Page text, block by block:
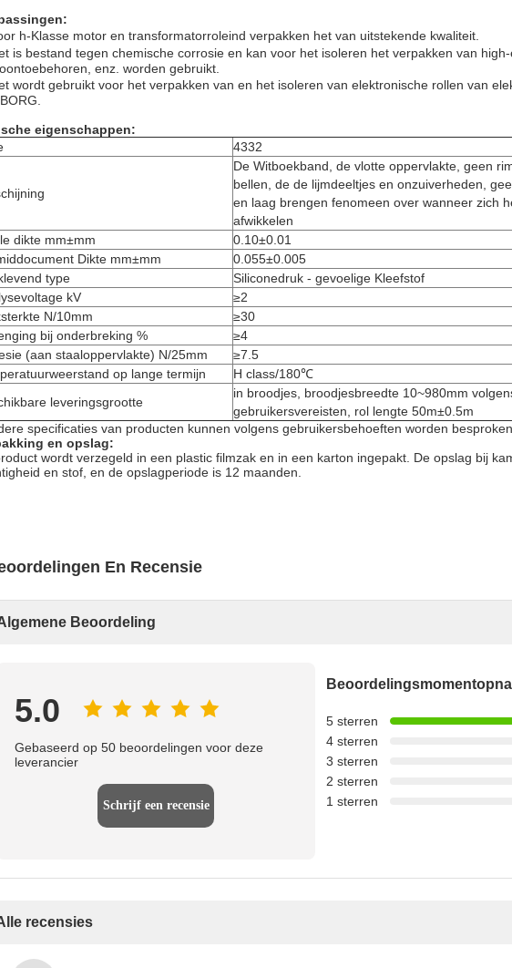
h-Klasse motor en transformatorroleind verpakken het van uitstekende kwaliteit.
is bestand tegen chemische corrosie en kan voor het isoleren het verpakken van
enz. worden gebruikt.
wordt gebruikt voor het verpakken van en het isoleren van elektronische rollen van
eigenschappen:
4332
De Witboekband, de vlotte oppervlakte, geen
bellen, de de lijmdeeltjes en onzuiverheden,
en laag brengen fenomeen over wanneer zich
afwikkelen
dikte mm±mm
0.10±0.01
Dikte mm±mm
0.055±0.005
type
Siliconedruk - gevoelige Kleefstof
kV
≥2
N/10mm
≥30
bij onderbreking %
≥4
(aan staaloppervlakte) N/25mm
≥7.5
op lange termijn
H class/180℃
leveringsgrootte
in broodjes, broodjesbreedte 10~980mm
gebruikersvereisten, rol lengte 50m±0.5m
specificaties van producten kunnen volgens gebruikersbehoeften worden
en opslag:
wordt verzegeld in een plastic filmzak en in een karton ingepakt. De opslag bij
en stof, en de opslagperiode is 12 maanden.
En Recensie
Beoordeling
5.0
Gebaseerd op 50 beoordelingen voor deze
leverancier
Schrijf een recensie
5 sterren
4 sterren
3 sterren
2 sterren
1 sterren
recensies